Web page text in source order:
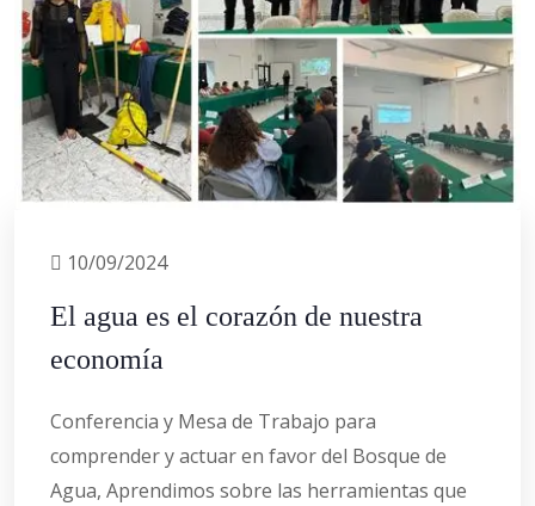
10/09/2024
El agua es el corazón de nuestra
economía
Conferencia y Mesa de Trabajo para
comprender y actuar en favor del Bosque de
Agua, Aprendimos sobre las herramientas que